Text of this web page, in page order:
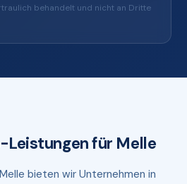
behandelt und nicht an Dritte
für Melle
bieten wir Unternehmen in